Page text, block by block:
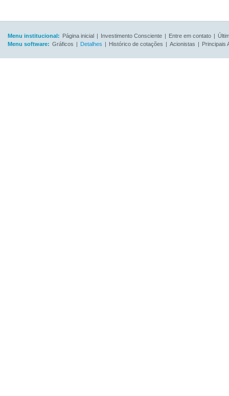
Menu institucional: Página inicial | Investimento Consciente | Entre em contato |
Menu software: Gráficos | Detalhes | Histórico de cotações | Acionistas | Principais